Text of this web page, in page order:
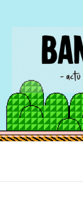
BAND
Actu Geek d'hier et